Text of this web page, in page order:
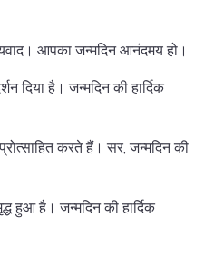
आपका जन्मदिन आनंदमय हो।
दिया है। जन्मदिन की हार्दिक
करते हैं। सर, जन्मदिन की
हुआ है। जन्मदिन की हार्दिक